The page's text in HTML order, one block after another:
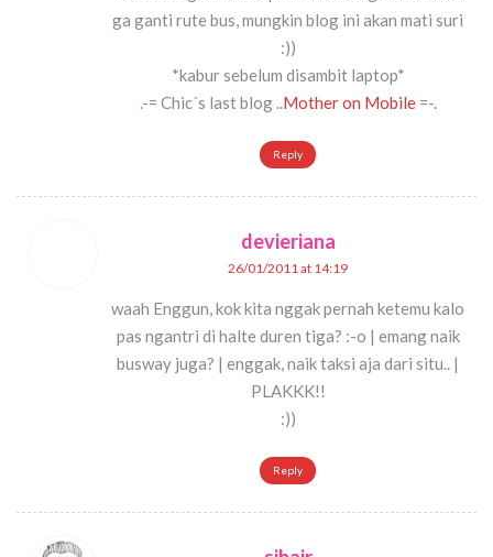
ga ganti rute bus, mungkin blog ini akan mati suri
:))
*kabur sebelum disambit laptop*
.-= Chic´s last blog ..Mother on Mobile=-.
Reply
devieriana
26/01/2011 at 14:19
waah Enggun, kok kita nggak pernah ketemu kalo
pas ngantri di halte duren tiga? :-o | emang naik
busway juga? | enggak, naik taksi aja dari situ.. |
PLAKKK!!
:))
Reply